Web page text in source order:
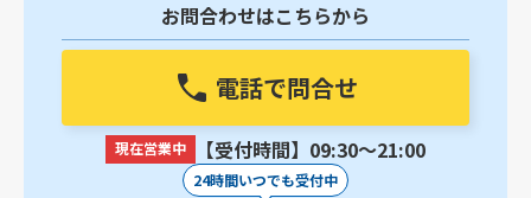
お問合わせはこちらから
電話で問合せ
現在営業中 【受付時間】09:30〜21:00
24時間いつでも受付中